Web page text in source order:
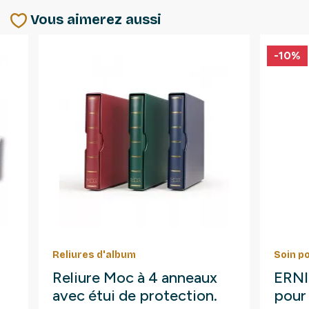
Vous aimerez aussi
Reliures d'album
Reliure Moc à 4 anneaux
avec étui de protection.
Soin
-10%